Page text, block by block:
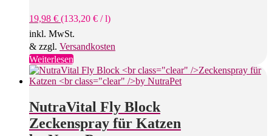
auf
gewählt
19,98 € (133,20 € /l)
inkl. MwSt.
& zzgl. Versandkosten
Weiterlesen
NutraVital Fly Block
Zeckenspray für Katzen